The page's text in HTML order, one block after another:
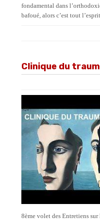
fondamental dans
bafoué, alors c’est tout
Clinique du
8ème volet des Entretiens